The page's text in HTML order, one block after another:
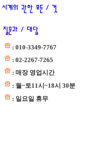
: 010-3349-7767
: 02-2267-7265
: 매장 영업시간
: 월~토11시~18시 30분
: 일요일 휴무